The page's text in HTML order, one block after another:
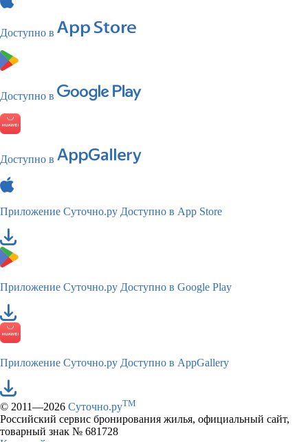
Доступно в
Доступно в
Доступно в
Приложение Суточно.ру Доступно в App Store
Приложение Суточно.ру Доступно в Google Play
Приложение Суточно.ру Доступно в AppGallery
© 2011—2026 Суточно.руTM
Российский сервис бронирования жилья, официальный сайт,
товарный знак № 681728